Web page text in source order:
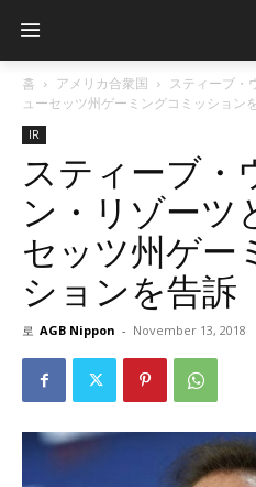
홈 アメリカ合衆国
スティーブ・
ューセッツ州ゲーミングコミッション
IR
スティーブ・
ン・リゾーツ
セッツ州ゲー
ションを告訴
로 AGB Nippon - November 13, 2018